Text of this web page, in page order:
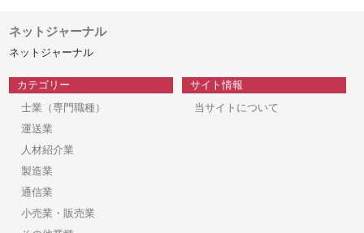
ネットジャーナル
ネットジャーナル
カテゴリー
士業（専門職種）
運送業
人材紹介業
製造業
通信業
小売業・販売業
サイト情報
当サイトについて